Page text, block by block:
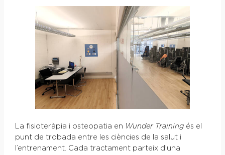
La fisioteràpia i osteopatia en Wunder Trainingés el
punt de trobada entre les ciències de la salut i
l’entrenament. Cada tractament parteix d’una